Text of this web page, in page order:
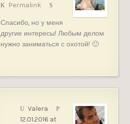
Permalink
Спасибо, но у меня
другие интересы! Любым делом
нужно заниматься с охотой! 🙂
Valera
12.01.2016 at